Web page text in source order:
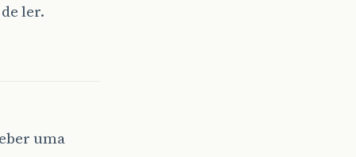
ler.
uma